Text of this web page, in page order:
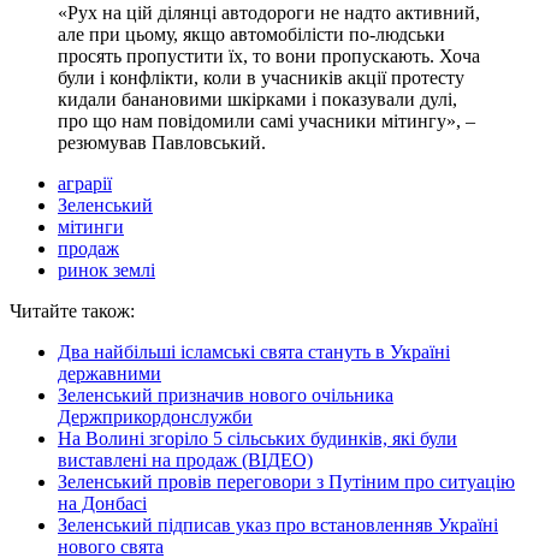
«Рух на цій ділянці автодороги не надто активний,
але при цьому, якщо автомобілісти по-людськи
просять пропустити їх, то вони пропускають. Хоча
були і конфлікти, коли в учасників акції протесту
кидали банановими шкірками і показували дулі,
про що нам повідомили самі учасники мітингу», –
резюмував Павловський.
аграрії
Зеленський
мітинги
продаж
ринок землі
Читайте також:
Два найбільші ісламські свята стануть в Україні
державними
Зеленський призначив нового очільника
Держприкордонслужби
На Волині згоріло 5 сільських будинків, які були
виставлені на продаж (ВІДЕО)
Зеленський провів переговори з Путіним про ситуацію
на Донбасі
Зеленський підписав указ про встановленняв Україні
нового свята